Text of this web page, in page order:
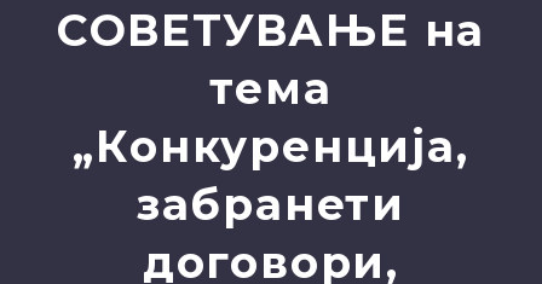
СОВЕТУВАЊЕ на
тема
„Конкуренција,
забранети
договори,